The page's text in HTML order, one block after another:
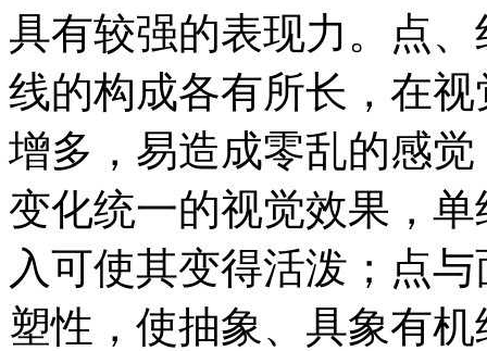
具有较强的表现力。点
线的构成各有所长，在
增多，易造成零乱的感
变化统一的视觉效果，
入可使其变得活泼；点
塑性，使抽象、具象有